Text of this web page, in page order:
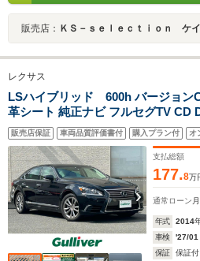
販売店： ＫＳ－ｓｅｌｅｃｔｉｏｎ ケイエスセ
レクサス
LSハイブリッド 600h バージョン
革シート 純正ナビ フルセグTV CD
衝突軽減ブレーキ レーダークルー
アシート ブラインドスポットモニ
コーナーセンサー LEDオートライト
販売店保証 車両品質評価書付 購入プラン付 オ
支払総額
177.8万
通常ローン
年式 2014
車検
'27/01
保証
保証付